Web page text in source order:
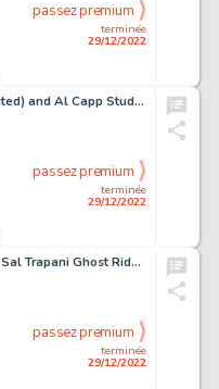
terminée
29/12/2022
passez premium
Frank Frazetta (attributed) and Al Capp Studio Providence, R.I., Sunday Journal Li'l Abner Illustration Original A...
terminée
29/12/2022
passez premium
Alan Kupperberg and Sal Trapani Ghost Rider #61 Story Page 9 Original Art (Marvel, 1981)....
terminée
29/12/2022
passez premium